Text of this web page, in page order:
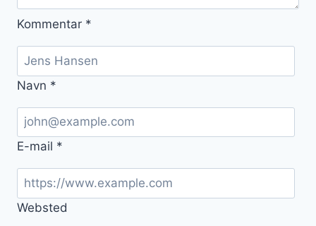
Kommentar *
Navn *
E-mail *
Websted